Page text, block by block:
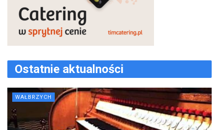
Ostatnie aktualności
WAŁBRZYCH